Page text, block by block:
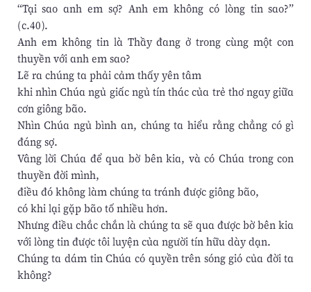
“Tại sao anh em sợ? Anh em không có lòng tin sao?”
(c.40).
Anh em không tin là Thầy đang ở trong cùng một con
thuyền với anh em sao?
Lẽ ra chúng ta phải cảm thấy yên tâm
khi nhìn Chúa ngủ giấc ngủ tín thác của trẻ thơ ngay giữa
cơn giông bão.
Nhìn Chúa ngủ bình an, chúng ta hiểu rằng chẳng có gì
đáng sợ.
Vâng lời Chúa để qua bờ bên kia, và có Chúa trong con
thuyền đời mình,
điều đó không làm chúng ta tránh được giông bão,
có khi lại gặp bão tố nhiều hơn.
Nhưng điều chắc chắn là chúng ta sẽ qua được bờ bên kia
với lòng tin được tôi luyện của người tín hữu dày dạn.
Chúng ta dám tin Chúa có quyền trên sóng gió của đời ta
không?